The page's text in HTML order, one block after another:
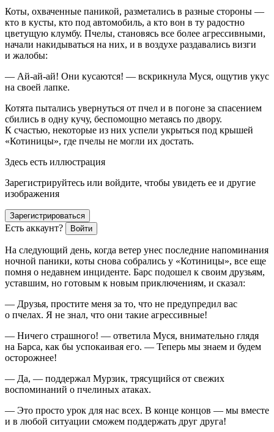
Коты, охваченные паникой, разметались в разные стороны —
кто в кусты, кто под автомобиль, а кто вон в ту радостно
цветущую клумбу. Пчелы, становясь все более агрессивными,
начали накидываться на них, и в воздухе раздавались визги
и жалобы:
— Ай-ай-ай! Они кусаются! — вскрикнула Муся, ощутив укус
на своей лапке.
Котята пытались увернуться от пчел и в погоне за спасением
сбились в одну кучу, беспомощно метаясь по двору.
К счастью, некоторые из них успели укрыться под крышей
«Котиницы», где пчелы не могли их достать.
Здесь есть иллюстрация
Зарегистрируйтесь или войдите, чтобы увидеть ее и другие
изображения
Зарегистрироваться
Есть аккаунт? Войти
На следующий день, когда ветер унес последние напоминания
ночной паники, коты снова собрались у «Котиницы», все еще
помня о недавнем инциденте. Барс подошел к своим друзьям,
уставшим, но готовым к новым приключениям, и сказал:
— Друзья, простите меня за то, что не предупредил вас
о пчелах. Я не знал, что они такие агрессивные!
— Ничего страшного! — ответила Муся, внимательно глядя
на Барса, как бы успокаивая его. — Теперь мы знаем и будем
осторожнее!
— Да, — поддержал Мурзик, трясущийся от свежих
воспоминаний о пчелиных атаках.
— Это просто урок для нас всех. В конце концов — мы вместе
и в любой ситуации сможем поддержать друг друга!